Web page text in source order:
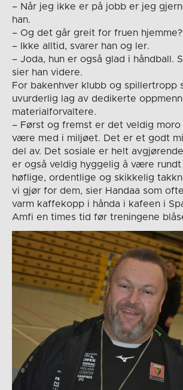
– Når jeg ikke er på jobb er jeg
han.
– Og det går greit for fruen hjemme?
– Ikke alltid, svarer han og ler.
– Joda, hun er også glad i håndball.
sier han videre.
For bakenhver klubb og spillertropp
uvurderlig lag av dedikerte
materialforvaltere.
– Først og fremst er det veldig
være med i miljøet. Det er et godt
del av. Det sosiale er helt
er også veldig hyggelig å være rundt
høflige, ordentlige og skikkelig
vi gjør for dem, sier Handaa som
varm kaffekopp i hånda i kafeen i
Amfi en times tid før treningene